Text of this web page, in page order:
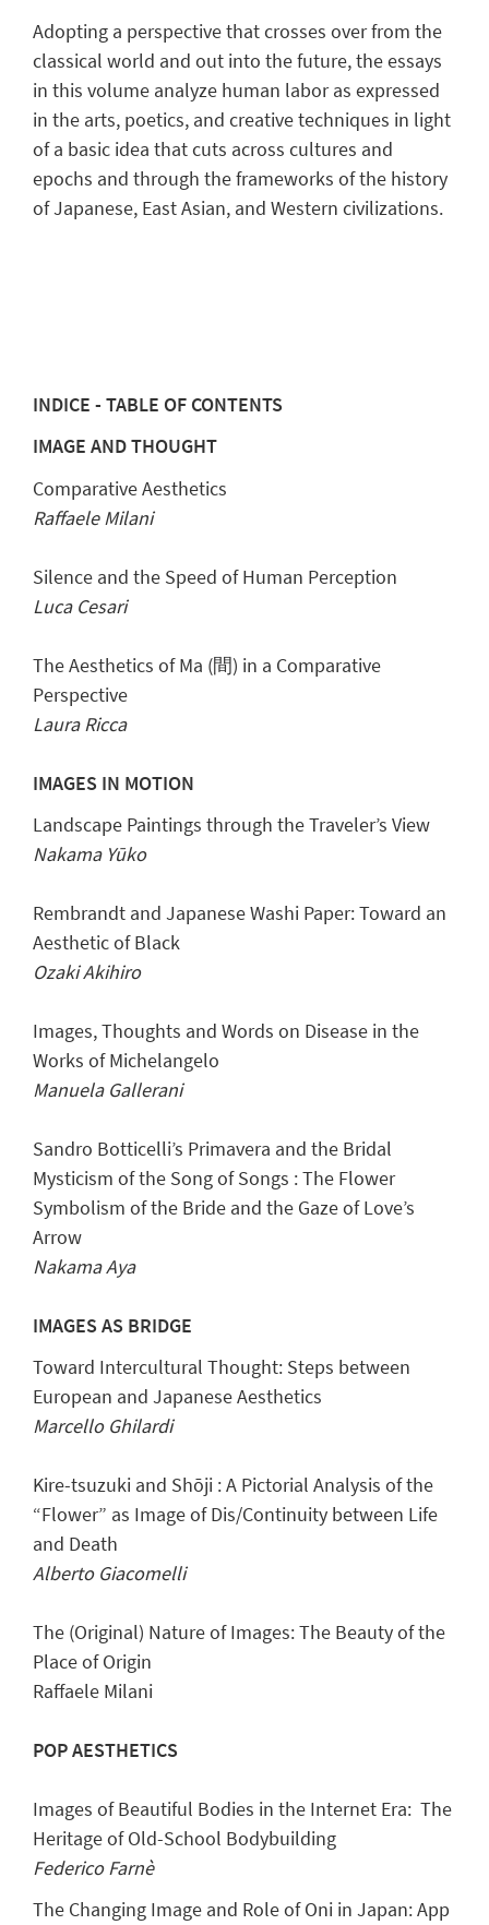
Adopting a perspective that crosses over from the
classical world and out into the future, the essays
in this volume analyze human labor as expressed
in the arts, poetics, and creative techniques in light
of a basic idea that cuts across cultures and
epochs and through the frameworks of the history
of Japanese, East Asian, and Western civilizations.
INDICE - TABLE OF CONTENTS
IMAGE AND THOUGHT
Comparative Aesthetics
Raffaele Milani
Silence and the Speed of Human Perception
Luca Cesari
The Aesthetics of Ma (間) in a Comparative
Perspective
Laura Ricca
IMAGES IN MOTION
Landscape Paintings through the Traveler’s View
Nakama Yūko
Rembrandt and Japanese Washi Paper: Toward an
Aesthetic of Black
Ozaki Akihiro
Images, Thoughts and Words on Disease in the
Works of Michelangelo
Manuela Gallerani
Sandro Botticelli’s Primavera and the Bridal
Mysticism of the Song of Songs : The Flower
Symbolism of the Bride and the Gaze of Love’s
Arrow
Nakama Aya
IMAGES AS BRIDGE
Toward Intercultural Thought: Steps between
European and Japanese Aesthetics
Marcello Ghilardi
Kire-tsuzuki and Shōji : A Pictorial Analysis of the
“Flower” as Image of Dis/Continuity between Life
and Death
Alberto Giacomelli
The (Original) Nature of Images: The Beauty of the
Place of Origin
Raffaele Milani
POP AESTHETICS
Images of Beautiful Bodies in the Internet Era: The
Heritage of Old-School Bodybuilding
Federico Farnè
The Changing Image and Role of Oni in Japan: App